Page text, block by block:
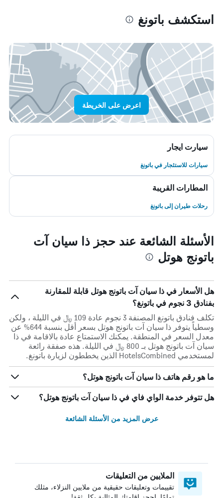
استكشف باتونغ
اعرض على الخريطة
سيارت ايجار
سيارات للاستئجار في باتونغ
المطارات القريبة
رحلات طيران إلى باتونغ
الأسئلة الشائعة عند حجز ذا سيان آت
باتونج هوتل
هل الأسعار في ذا سيان آت باتونج هوتل قابلة للمقارنة
بفنادق 3 نجوم في باتونغ؟
تكلف فنادق باتونغ المصنفة 3 نجوم عادة 109 ﷼ في الليلة ، ولكن
وسطياً يتوفر ذا سيان آت باتونج هوتل بسعر أقل بنسبة 644% عن
معدل السعر في المنطقة. يمكنك الاستمتاع عادة بالاقامة في ذا
سيان آت باتونج هوتل بـ 800 ﷼ في الليلة. هذه صفقة رائعة
لمستخدمي HotelsCombined الذين يخططون لزيارة باتونغ.
ما هو رقم هاتف ذا سيان آت باتونج هوتل؟
هل تتوفر خدمة الواي فاي في ذا سيان آت باتونج هوتل؟
عرض المزيد من الأسئلة الشائعة
الملايين من التعليقات
تقييمات وتعليقات حقيقية من ملايين النزلاء، مثلك